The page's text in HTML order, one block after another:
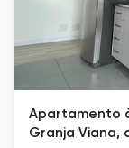
Apartamento
Granja Viana,